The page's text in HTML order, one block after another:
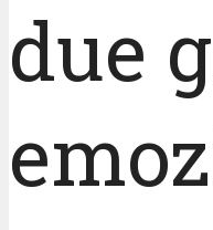
due